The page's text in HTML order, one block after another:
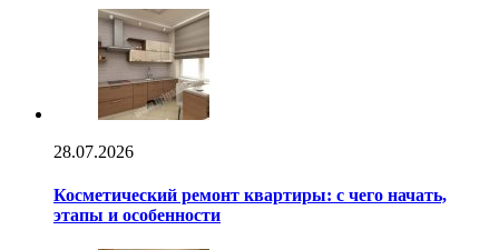
28.07.2026
Косметический ремонт квартиры: с чего начать,
этапы и особенности